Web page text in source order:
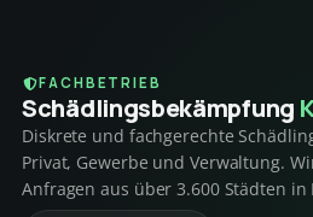
FACHBETRIEB
Schädlings­bekämpfung
Diskrete und fachgerechte
Privat, Gewerbe und Verwaltung.
Anfragen aus über 3.600 Städten in